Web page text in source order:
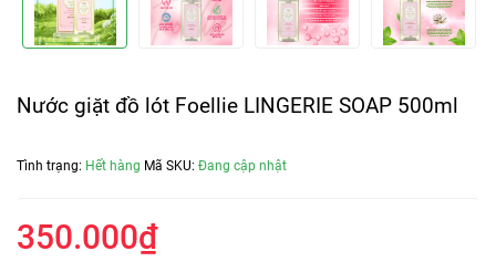
Nước giặt đồ lót Foellie LINGERIE SOAP 500ml
Tình trạng: Hết hàng Mã SKU: Đang cập nhật
350.000₫